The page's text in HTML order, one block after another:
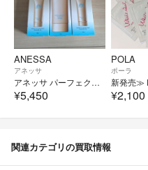
ANESSA
アネッサ
アネッサ パーフェクトUV スキンケアジェル NA(90g)
¥5,450
POLA
ポーラ
¥2,100
関連カテゴリの買取情報